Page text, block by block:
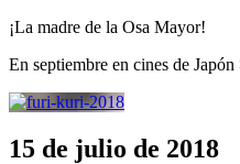
¡La madre de la Osa Mayor!
En septiembre en cines de
15 de julio de 2018